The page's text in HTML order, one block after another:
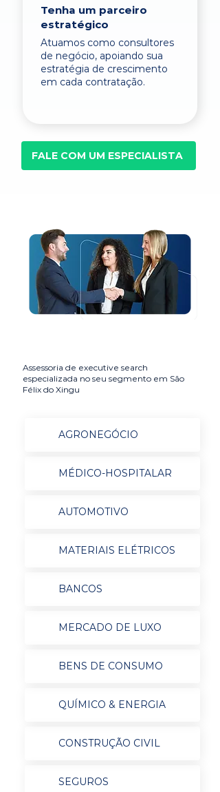
Tenha um parceiro
estratégico
Atuamos como consultores
de negócio, apoiando sua
estratégia de crescimento
em cada contratação.
FALE COM UM ESPECIALISTA
Assessoria de executive search
especializada no seu segmento em São
Félix do Xingu
AGRONEGÓCIO
MÉDICO-HOSPITALAR
AUTOMOTIVO
MATERIAIS ELÉTRICOS
BANCOS
MERCADO DE LUXO
BENS DE CONSUMO
QUÍMICO & ENERGIA
CONSTRUÇÃO CIVIL
SEGUROS